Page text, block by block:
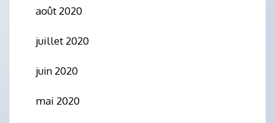
août 2020
juillet 2020
juin 2020
mai 2020